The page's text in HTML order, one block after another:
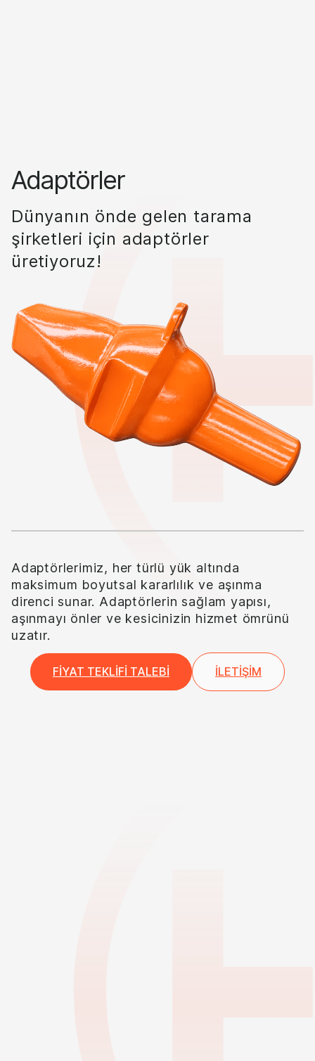
Adaptörler
Dünyanın önde gelen tarama
şirketleri için adaptörler
üretiyoruz!
Adaptörlerimiz, her türlü yük altında
maksimum boyutsal kararlılık ve aşınma
direnci sunar. Adaptörlerin sağlam yapısı,
aşınmayı önler ve kesicinizin hizmet ömrünü
uzatır.
FIYAT TEKLIFI TALEBI İLETIŞIM